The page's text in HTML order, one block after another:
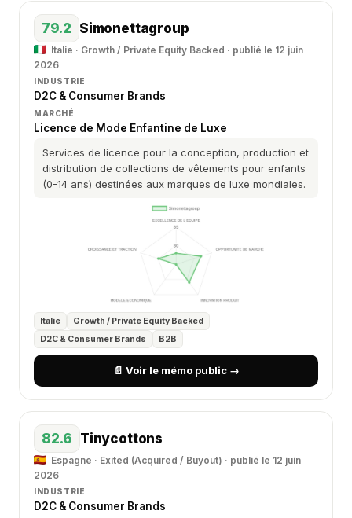
79.2 Simonettagroup
Italie · Growth / Private Equity Backed · publié le 12 juin
2026
INDUSTRIE
D2C & Consumer Brands
MARCHÉ
Licence de Mode Enfantine de Luxe
Services de licence pour la conception, production et
distribution de collections de vêtements pour enfants
(0-14 ans) destinées aux marques de luxe mondiales.
Italie
Growth / Private Equity Backed
D2C & Consumer Brands
B2B
📄 Voir le mémo public →
82.6 Tinycottons
Espagne · Exited (Acquired / Buyout) · publié le 12 juin
2026
INDUSTRIE
D2C & Consumer Brands